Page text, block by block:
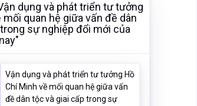
dụng và phát triển tư tưởng
mối quan hệ giữa vấn đề dân
sự nghiệp đổi mới của
Vận dụng và phát triển tư tưởng Hồ
Chí Minh về mối quan hệ giữa vấn
đề dân tộc và giai cấp trong sự